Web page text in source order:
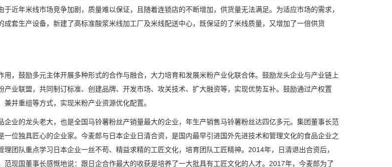
于近年米线市场竞争加剧，质量难以保证，且随着连锁店的不断增加，供货量无法满足。为适应市场的需求，
成套生产设备，新建了高标准酸浆米线加工厂及米线配送中心，既保证的了米线质量，又增加了一倍供货
用，鼓励多元主体开展多种形式的合作与融合，大力培育和发展米粉产业化联合体。鼓励龙头企业与产业链上
产业联盟，共同制订标准、创建品牌、开发市场、攻关技术、扩大融资等，实现优势互补。鼓励通过产权置
兼并重组等方式，实现米粉产业资源优化配置。
企业的龙头老大，也是全国马铃薯粉丝产销量最大的企业，年生产销售马铃薯粉丝达四亿多元。集团董事长范
一位独具匠心的企业家。今麦郎与日本企业日清合资，是国内最早引进国外先进技术和管理文化的食品企业之
理团队重点学习日本企业一丝不苟、精益求精的工匠文化，培育团队工匠精神。2014年，日清退出合资后，
范现国董事长感慨地说：跟日企合作最大的收获是培养了一大批具有工匠文化的人才。2017年，今麦郎为了